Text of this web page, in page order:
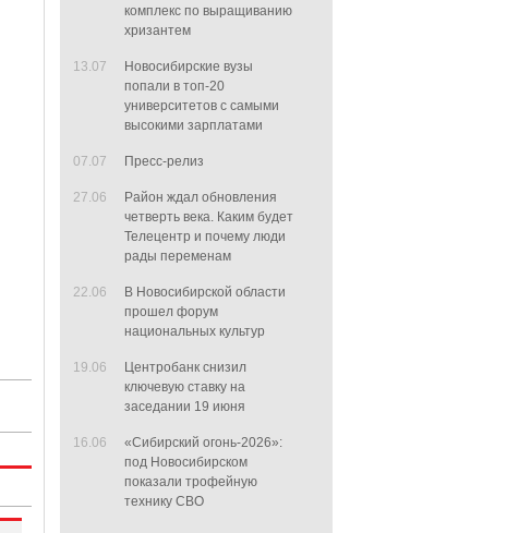
комплекс по выращиванию
хризантем
13.07
Новосибирские вузы
попали в топ-20
университетов с самыми
высокими зарплатами
07.07 Пресс-релиз
27.06
Район ждал обновления
четверть века. Каким будет
Телецентр и почему люди
рады переменам
22.06
В Новосибирской области
прошел форум
национальных культур
19.06
Центробанк снизил
ключевую ставку на
заседании 19 июня
16.06
«Сибирский огонь-2026»:
под Новосибирском
показали трофейную
технику СВО